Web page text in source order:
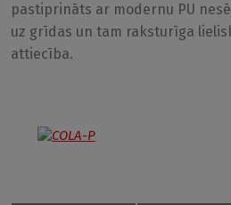
pastiprināts ar modernu PU
uz grīdas un tam raksturīga
attiecība.